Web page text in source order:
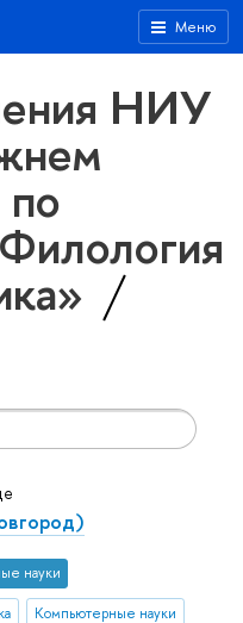
Меню
НИУ
науки
Компьютерные науки